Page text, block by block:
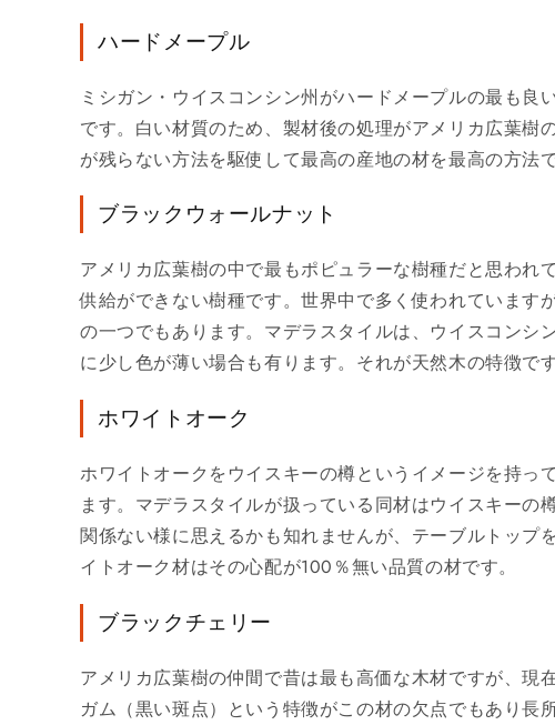
ハードメープル
ミシガン・ウイスコンシン州がハードメープルの最も良
です。白い材質のため、製材後の処理がアメリカ広葉樹
が残らない方法を駆使して最高の産地の材を最高の方法
ブラックウォールナット
アメリカ広葉樹の中で最もポピュラーな樹種だと思わ
供給ができない樹種です。世界中で多く使われていま
の一つでもあります。マデラスタイルは、ウイスコン
に少し色が薄い場合も有ります。それが天然木の特徴です
ホワイトオーク
ホワイトオークをウイスキーの樽というイメージを持
ます。マデラスタイルが扱っている同材はウイスキー
関係ない様に思えるかも知れませんが、テーブルトッ
イトオーク材はその心配が100％無い品質の材です。
ブラックチェリー
アメリカ広葉樹の仲間で昔は最も高価な木材ですが、現
ガム（黒い斑点）という特徴がこの材の欠点でもあり